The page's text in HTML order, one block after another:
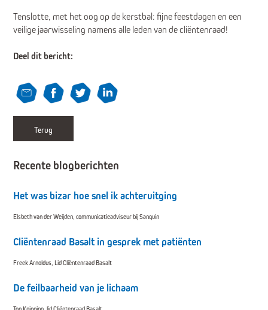
Tenslotte, met het oog op de kerstbal: fijne feestdagen en een
veilige jaarwisseling namens alle leden van de cliëntenraad!
Deel dit bericht:
Terug
Recente blogberichten
Het was bizar hoe snel ik achteruitging
Elsbeth van der Weijden, communicatieadviseur bij Sanquin
Cliëntenraad Basalt in gesprek met patiënten
Freek Arnoldus, Lid Cliëntenraad Basalt
De feilbaarheid van je lichaam